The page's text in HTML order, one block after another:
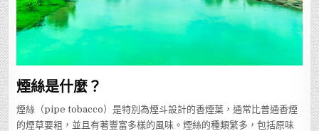
煙絲是什麼？
煙絲（pipe tobacco）是特別為煙斗設計的香煙葉，通常比普通香煙
的煙草要粗，並且有著豐富多樣的風味。煙絲的種類繁多，包括原味